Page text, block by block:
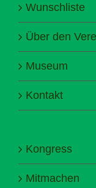
Wunschliste
Über den
Museum
Kontakt
Kongress
Mitmachen